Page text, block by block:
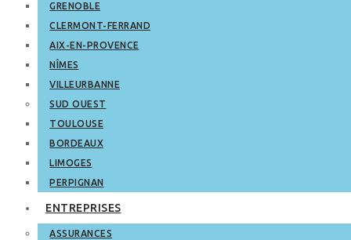
GRENOBLE
CLERMONT-FERRAND
AIX-EN-PROVENCE
NÎMES
VILLEURBANNE
SUD OUEST
TOULOUSE
BORDEAUX
LIMOGES
PERPIGNAN
ENTREPRISES
ASSURANCES